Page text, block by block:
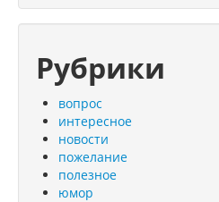
Рубрики
вопрос
интересное
новости
пожелание
полезное
юмор